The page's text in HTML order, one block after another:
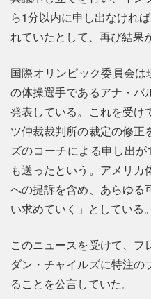
ら1分以内に申し出なけれ
れていたとして、再び結果
国際オリンピック委員会
の体操選手であるアナ・バ
発表している。これを受け
ツ仲裁裁判所の裁定の修正
ズのコーチによる申し出
も送ったという。アメリ
への提訴を含め、あらゆる
い求めていく」としている。
このニュースを受けて、フ
ダン・チャイルズに特注
ることを公言していた。